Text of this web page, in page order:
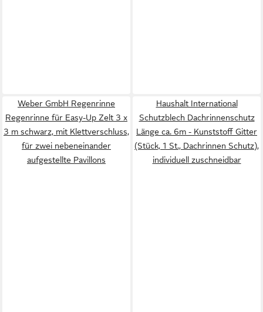
Weber GmbH Regenrinne
Regenrinne für Easy-Up Zelt 3 x
3 m schwarz, mit Klettverschluss,
für zwei nebeneinander
aufgestellte Pavillons
Haushalt International
Schutzblech Dachrinnenschutz
Länge ca. 6m - Kunststoff Gitter
(Stück, 1 St., Dachrinnen Schutz),
individuell zuschneidbar